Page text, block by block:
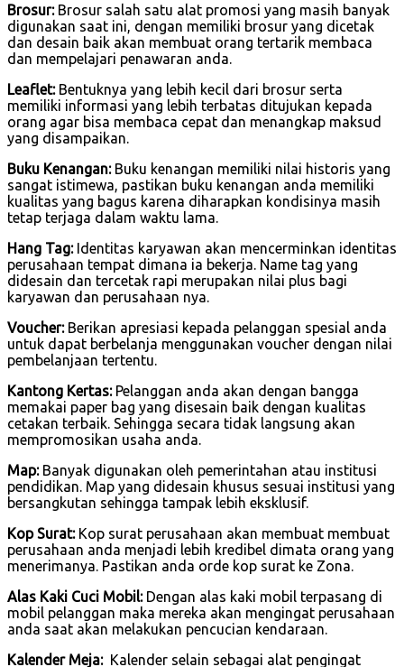
Brosur:Brosur salah satu alat promosi yang masih banyak
digunakan saat ini, dengan memiliki brosur yang dicetak
dan desain baik akan membuat orang tertarik membaca
dan mempelajari penawaran anda.
Leaflet:Bentuknya yang lebih kecil dari brosur serta
memiliki informasi yang lebih terbatas ditujukan kepada
orang agar bisa membaca cepat dan menangkap maksud
yang disampaikan.
Buku Kenangan:Buku kenangan memiliki nilai historis yang
sangat istimewa, pastikan buku kenangan anda memiliki
kualitas yang bagus karena diharapkan kondisinya masih
tetap terjaga dalam waktu lama.
Hang Tag:Identitas karyawan akan mencerminkan identitas
perusahaan tempat dimana ia bekerja. Name tag yang
didesain dan tercetak rapi merupakan nilai plus bagi
karyawan dan perusahaan nya.
Voucher:Berikan apresiasi kepada pelanggan spesial anda
untuk dapat berbelanja menggunakan voucher dengan nilai
pembelanjaan tertentu.
Kantong Kertas:Pelanggan anda akan dengan bangga
memakai paper bag yang disesain baik dengan kualitas
cetakan terbaik. Sehingga secara tidak langsung akan
mempromosikan usaha anda.
Map:Banyak digunakan oleh pemerintahan atau institusi
pendidikan. Map yang didesain khusus sesuai institusi yang
bersangkutan sehingga tampak lebih eksklusif.
Kop Surat:Kop surat perusahaan akan membuat membuat
perusahaan anda menjadi lebih kredibel dimata orang yang
menerimanya. Pastikan anda orde kop surat ke Zona.
Alas Kaki Cuci Mobil:Dengan alas kaki mobil terpasang di
mobil pelanggan maka mereka akan mengingat perusahaan
anda saat akan melakukan pencucian kendaraan.
Kalender Meja:Kalender selain sebagai alat pengingat